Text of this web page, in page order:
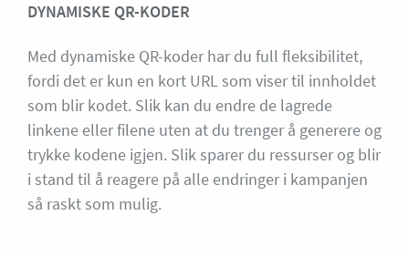
DYNAMISKE QR-KODER
Med dynamiske QR-koder har du full fleksibilitet,
fordi det er kun en kort URL som viser til innholdet
som blir kodet. Slik kan du endre de lagrede
linkene eller filene uten at du trenger å generere og
trykke kodene igjen. Slik sparer du ressurser og blir
i stand til å reagere på alle endringer i kampanjen
så raskt som mulig.